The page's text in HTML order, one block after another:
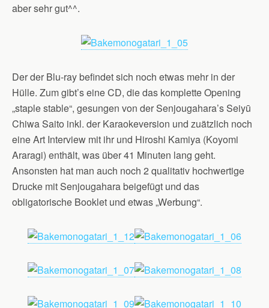
aber sehr gut^^.
Der der Blu-ray befindet sich noch etwas mehr in der
Hülle. Zum gibt’s eine CD, die das komplette Opening
„staple stable“, gesungen von der Senjougahara’s Seiyū
Chiwa Saito inkl. der Karaokeversion und zuätzlich noch
eine Art Interview mit ihr und Hiroshi Kamiya (Koyomi
Araragi) enthält, was über 41 Minuten lang geht.
Ansonsten hat man auch noch 2 qualitativ hochwertige
Drucke mit Senjougahara beigefügt und das
obligatorische Booklet und etwas „Werbung“.